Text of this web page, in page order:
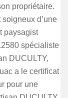
propriétaire.
d’une
paysagist
spécialiste
DUCULTY,
a le certificat
pour une